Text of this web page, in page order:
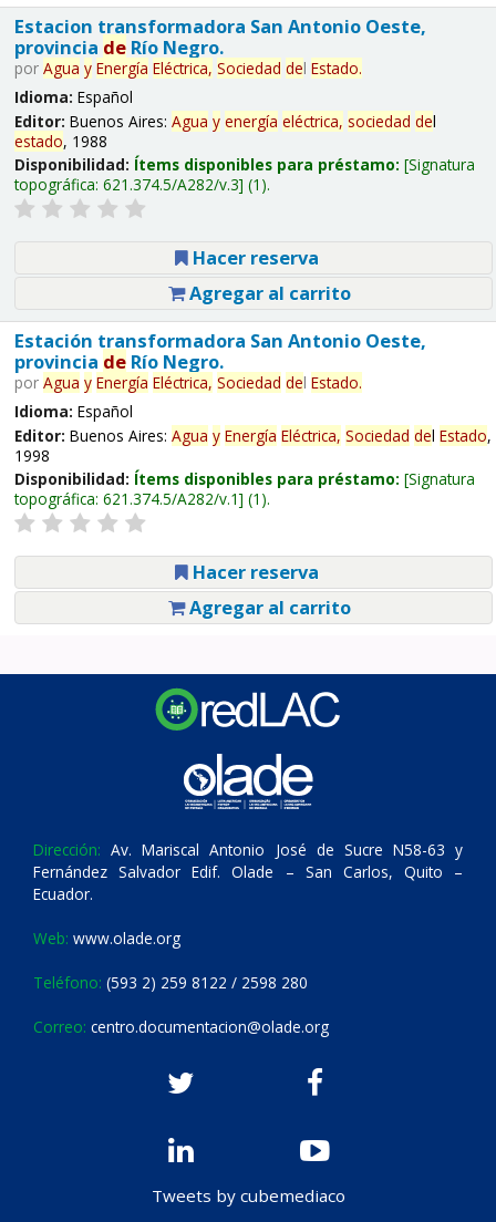
Estacion transformadora San Antonio Oeste,
provincia deRío Negro.
por Agua y Energía Eléctrica, Sociedad del Estado.
Idioma: Español
Editor: Buenos Aires: Agua y energía eléctrica, sociedad del
estado, 1988
Disponibilidad: Ítems disponibles para préstamo: Signatura
topográfica: 621.374.5/A282/v.3 (1).
Hacer reserva
Agregar al carrito
Estación transformadora San Antonio Oeste,
provincia deRío Negro.
por Agua y Energía Eléctrica, Sociedad del Estado.
Idioma: Español
Editor: Buenos Aires: Agua y Energía Eléctrica, Sociedad del Estado,
1998
Disponibilidad: Ítems disponibles para préstamo: Signatura
topográfica: 621.374.5/A282/v.1 (1).
Hacer reserva
Agregar al carrito
Dirección: Av. Mariscal Antonio José de Sucre N58-63 y
Fernández Salvador Edif. Olade – San Carlos, Quito –
Ecuador.
Web: www.olade.org
Teléfono: (593 2) 259 8122 / 2598 280
Correo: centro.documentacion@olade.org
Tweets by cubemediaco